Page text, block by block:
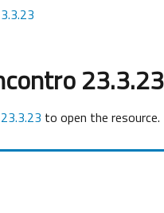
23.3.23
to open the resource.